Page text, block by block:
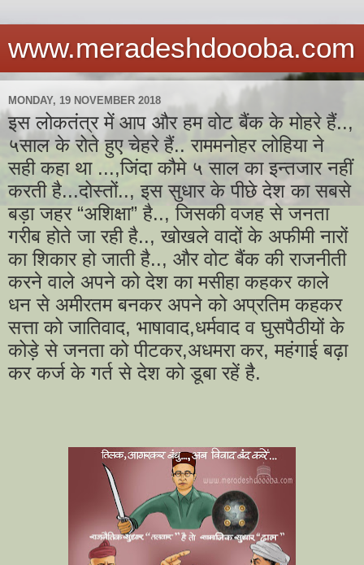
www.meradeshdoooba.com
MONDAY, 19 NOVEMBER 2018
इस लोकतंत्र में आप और हम वोट बैंक के मोहरे हैं..,
५साल के रोते हुए चेहरे हैं.. राममनोहर लोहिया ने
सही कहा था ...,जिंदा कौमे ५ साल का इन्तजार नहीं
करती है...दोस्तों.., इस सुधार के पीछे देश का सबसे
बड़ा जहर “अशिक्षा” है.., जिसकी वजह से जनता
गरीब होते जा रही है.., खोखले वादों के अफीमी नारों
का शिकार हो जाती है.., और वोट बैंक की राजनीती
करने वाले अपने को देश का मसीहा कहकर काले
धन से अमीरतम बनकर अपने को अप्रतिम कहकर
सत्ता को जातिवाद, भाषावाद,धर्मवाद व घुसपैठीयों के
कोड़े से जनता को पीटकर,अधमरा कर, महंगाई बढ़ा
कर कर्ज के गर्त से देश को डूबा रहें है.